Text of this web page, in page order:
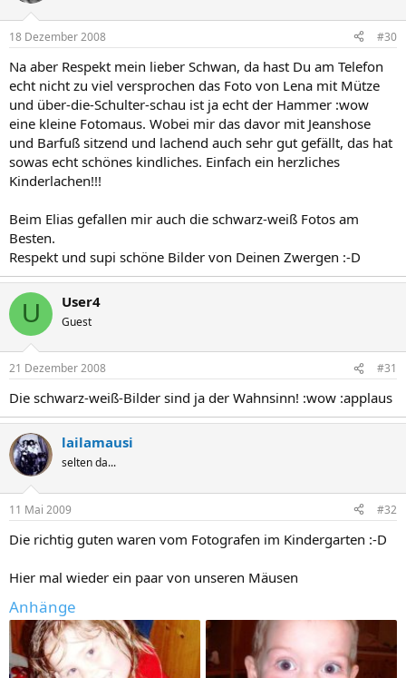
18 Dezember 2008 #30
Na aber Respekt mein lieber Schwan, da hast Du am Telefon
echt nicht zu viel versprochen das Foto von Lena mit Mütze
und über-die-Schulter-schau ist ja echt der Hammer :wow
eine kleine Fotomaus. Wobei mir das davor mit Jeanshose
und Barfuß sitzend und lachend auch sehr gut gefällt, das hat
sowas echt schönes kindliches. Einfach ein herzliches
Kinderlachen!!!
Beim Elias gefallen mir auch die schwarz-weiß Fotos am
Besten.
Respekt und supi schöne Bilder von Deinen Zwergen :-D
U User4
Guest
21 Dezember 2008 #31
Die schwarz-weiß-Bilder sind ja der Wahnsinn! :wow :applaus
lailamausi
selten da...
11 Mai 2009 #32
Die richtig guten waren vom Fotografen im Kindergarten :-D
Hier mal wieder ein paar von unseren Mäusen
Anhänge